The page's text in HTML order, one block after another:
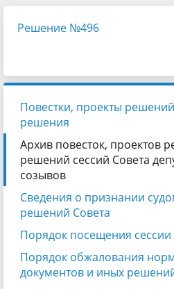
Решение №496
Повестки, проекты
решения
Архив повесток, проектов
решений сессий Совета
созывов
Сведения о признании
решений Совета
Порядок посещения
Порядок обжалования
документов и иных